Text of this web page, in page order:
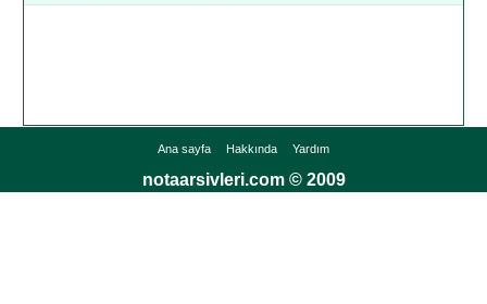
Ana sayfa Hakkında Yardım
notaarsivleri.com © 2009